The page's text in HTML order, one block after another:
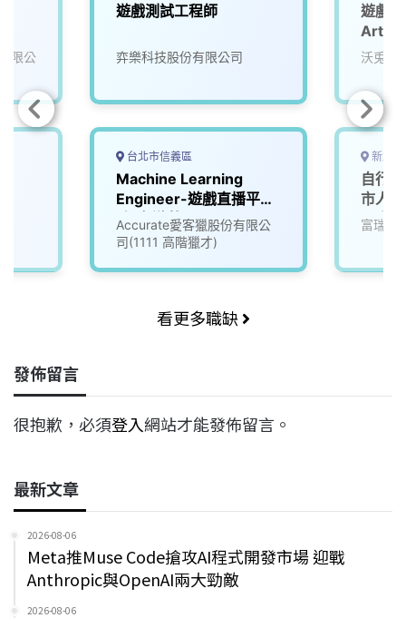
限公
遊戲測試工程師
弈樂科技股份有限公司
台北市信義區
Machine Learning
Engineer-遊戲直播平台
_知名遊戲公司
(3005837)
Accurate愛客獵股份有限公
司(1111 高階獵才)
遊戲
Artsit
沃兎奈
新北
自行
市人
湯泉
富瑞奇
看更多職缺
發佈留言
很抱歉，必須登入網站才能發佈留言。
最新文章
2026-08-06
Meta推Muse Code搶攻AI程式開發市場 迎戰
Anthropic與OpenAI兩大勁敵
2026-08-06